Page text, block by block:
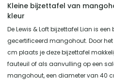
Kleine bijzettafel van
kleur
De Lewis & Loft bijzettafel Lian is
gecertificeerd mangohout. Door
cm plaats je deze bijzettafel
fauteuil of als aanvulling op een
mangohout, een diameter van 40